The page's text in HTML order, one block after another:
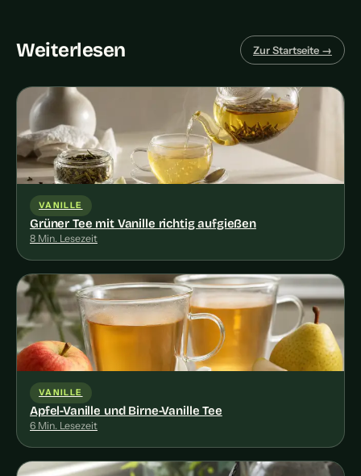
Weiterlesen Zur Startseite →
VANILLE
Grüner Tee mit Vanille richtig aufgießen
8 Min. Lesezeit
VANILLE
Apfel-Vanille und Birne-Vanille Tee
6 Min. Lesezeit